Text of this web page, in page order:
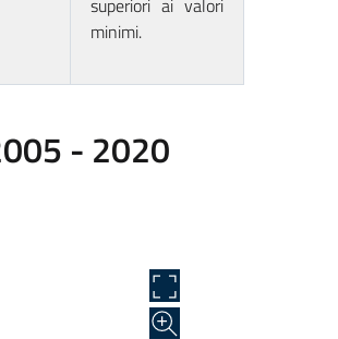
superiori ai valori
minimi.
- 2020